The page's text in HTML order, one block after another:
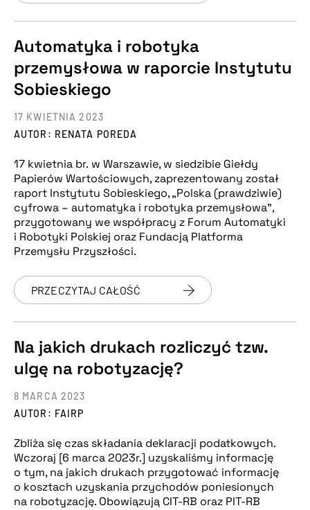
Automatyka i robotyka
przemysłowa w raporcie Instytutu
Sobieskiego
AUTOR: RENATA POREDA
17 KWIETNIA 2023
17 kwietnia br. w Warszawie, w siedzibie Giełdy
Papierów Wartościowych, zaprezentowany został
raport Instytutu Sobieskiego, „Polska (prawdziwie)
cyfrowa – automatyka i robotyka przemysłowa”,
przygotowany we współpracy z Forum Automatyki
i Robotyki Polskiej oraz Fundacją Platforma
Przemysłu Przyszłości.
PRZECZYTAJ CAŁOŚĆ
Na jakich drukach rozliczyć tzw.
ulgę na robotyzację?
AUTOR: FAIRP
8 MARCA 2023
Zbliża się czas składania deklaracji podatkowych.
Wczoraj [6 marca 2023r.] uzyskaliśmy informację
o tym, na jakich drukach przygotować informację
o kosztach uzyskania przychodów poniesionych
na robotyzację. Obowiązują CIT-RB oraz PIT-RB